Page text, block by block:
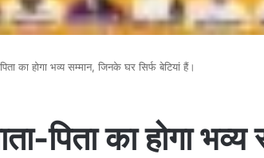
का होगा भव्य सम्मान, जिनके घर सिर्फ बेटियां हैं।
पिता का होगा भव्य